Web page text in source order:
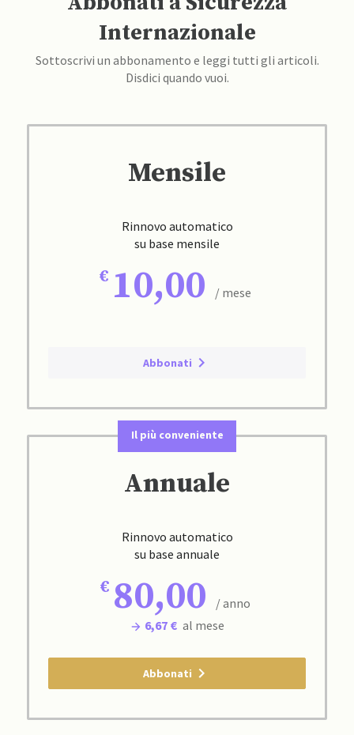
Internazionale
Sottoscrivi un abbonamento e leggi tutti gli articoli.
Disdici quando vuoi.
Mensile
Rinnovo automatico
su base mensile
10,00 / mese
Abbonati
Il più conveniente
Annuale
Rinnovo automatico
su base annuale
80,00
/ anno
6,67 € al mese
Abbonati